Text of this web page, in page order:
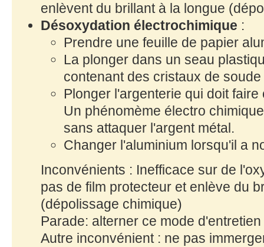
enlèvent du brillant à la longue
Désoxydation électrochimique :
Prendre une feuille de papier
La plonger dans un seau
contenant des cristaux de
Plonger l'argenterie qui doit
Un phénomème électro
sans attaquer l'argent métal.
Changer l'aluminium lorsqu'il a
Inconvénients : Inefficace sur de
pas de film protecteur et enlève du
(dépolissage chimique)
Parade: alterner ce mode
Autre inconvénient : ne pas